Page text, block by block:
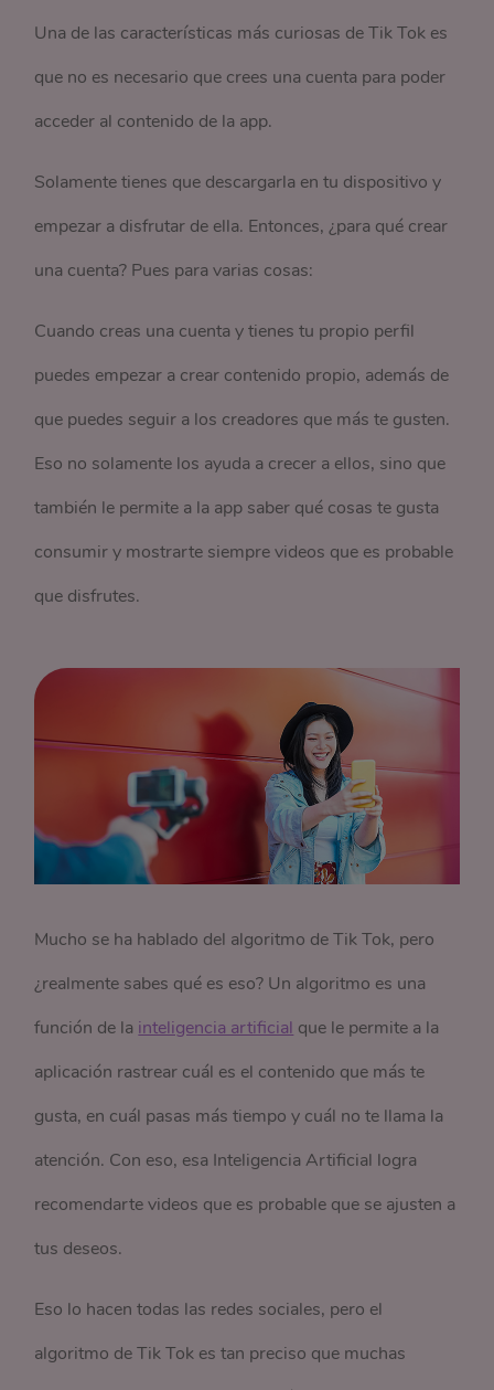
Una de las características más curiosas de Tik Tok es
que no es necesario que crees una cuenta para poder
acceder al contenido de la app.
Solamente tienes que descargarla en tu dispositivo y
empezar a disfrutar de ella. Entonces, ¿para qué crear
una cuenta? Pues para varias cosas:
Cuando creas una cuenta y tienes tu propio perfil
puedes empezar a crear contenido propio, además de
que puedes seguir a los creadores que más te gusten.
Eso no solamente los ayuda a crecer a ellos, sino que
también le permite a la app saber qué cosas te gusta
consumir y mostrarte siempre videos que es probable
que disfrutes.
Mucho se ha hablado del algoritmo de Tik Tok, pero
¿realmente sabes qué es eso? Un algoritmo es una
función de la inteligencia artificial que le permite a la
aplicación rastrear cuál es el contenido que más te
gusta, en cuál pasas más tiempo y cuál no te llama la
atención. Con eso, esa Inteligencia Artificial logra
recomendarte videos que es probable que se ajusten a
tus deseos.
Eso lo hacen todas las redes sociales, pero el
algoritmo de Tik Tok es tan preciso que muchas